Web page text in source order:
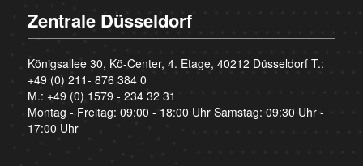
Zentrale Düsseldorf
Königsallee 30, Kö-Center, 4. Etage, 40212 Düsseldorf T.:
+49 (0) 211- 876 384 0
M.: +49 (0) 1579 - 234 32 31
Montag - Freitag: 09:00 - 18:00 Uhr Samstag: 09:30 Uhr -
17:00 Uhr